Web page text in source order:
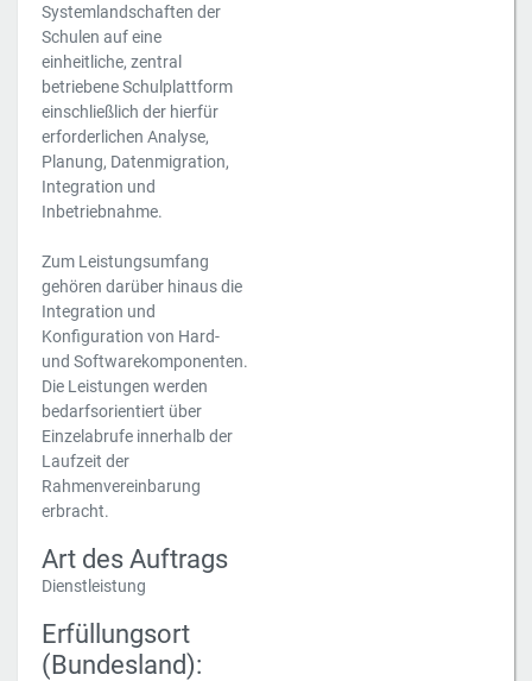
Systemlandschaften der
Schulen auf eine
einheitliche, zentral
betriebene Schulplattform
einschließlich der hierfür
erforderlichen Analyse,
Planung, Datenmigration,
Integration und
Inbetriebnahme.
Zum Leistungsumfang
gehören darüber hinaus die
Integration und
Konfiguration von Hard-
und Softwarekomponenten.
Die Leistungen werden
bedarfsorientiert über
Einzelabrufe innerhalb der
Laufzeit der
Rahmenvereinbarung
erbracht.
Art des Auftrags
Dienstleistung
Erfüllungsort
(Bundesland):